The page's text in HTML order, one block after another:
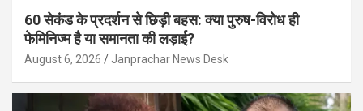
60 सेकंड के प्रदर्शन से छिड़ी बहस: क्या पुरुष-विरोध ही
फेमिनिज्म है या समानता की लड़ाई?
August 6, 2026 Janprachar News Desk